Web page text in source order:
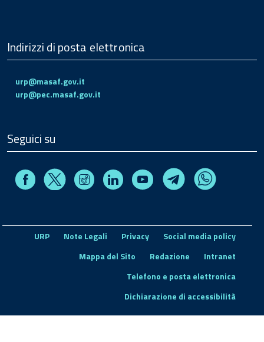
Indirizzi di posta elettronica
urp@masaf.gov.it
urp@pec.masaf.gov.it
Seguici su
FacebookX InstagramLinkedin Youtube TelegramWhatsapp
URP Note Legali Privacy
Social media policy
Mappa del Sito
Redazione
Intranet
Telefono e posta elettronica
Dichiarazione di accessibilità